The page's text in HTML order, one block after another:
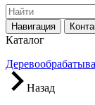
Навигация
Каталог
Назад